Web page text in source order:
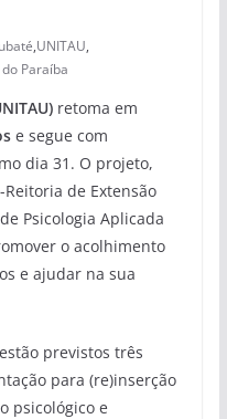
,UNITAU,
Paraíba
retoma em
e segue com
dia 31. O projeto,
de Extensão
Psicologia Aplicada
o acolhimento
e ajudar na sua
previstos três
para (re)inserção
psicológico e